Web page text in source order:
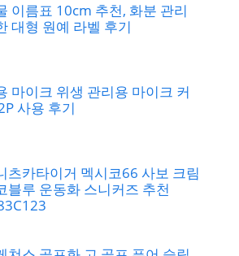
이름표 10cm 추천, 화분 관리
대형 원예 라벨 후기
마이크 위생 관리용 마이크 커
사용 후기
츠카타이거 멕시코66 사보 크림
블루 운동화 스니커즈 추천